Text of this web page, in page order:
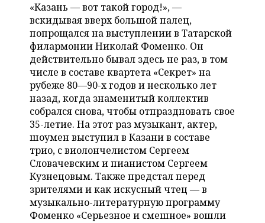
ОТКРЫТАЯ ЛЕКЦИЯ
БАСКЕТБОЛ
ВОЛЕЙБОЛ
КИБЕРСПОРТ
ФИГУРНОЕ КАТАНИЕ
ВОДНЫЕ ВИДЫ СПОРТА
ХОККЕЙ С МЯЧОМ
ИНФРАСТРУКТУРА
ИСТОРИЯ
КУЛЬТУРА
МЕДИЦИНА
ОБРАЗОВАНИЕ
ПРОИСШЕСТВИЯ
СПРАВОЧНИК
СПИСОК ПЕРСОН
СПИСОК КОМПАНИЙ
ПОЛНАЯ ВЕРСИЯ
«Казань — вот такой город!», —
вскидывая вверх большой палец,
попрощался на выступлении в Татарской
филармонии Николай Фоменко. Он
действительно бывал здесь не раз, в том
числе в составе квартета «Секрет» на
рубеже 80—90-х годов и несколько лет
назад, когда знаменитый коллектив
собрался снова, чтобы отпраздновать свое
35-летие. На этот раз музыкант, актер,
шоумен выступил в Казани в составе
трио, с виолончелистом Сергеем
Словачевским и пианистом Сергеем
Кузнецовым. Также предстал перед
зрителями и как искусный чтец — в
музыкально-литературную программу
Фоменко «Серьезное и смешное» вошли